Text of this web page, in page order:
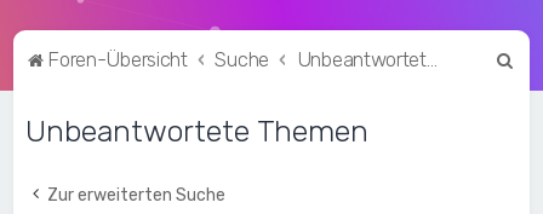
Foren-Übersicht Suche Unbeantwortete Themen
Unbeantwortete Themen
Zur erweiterten Suche